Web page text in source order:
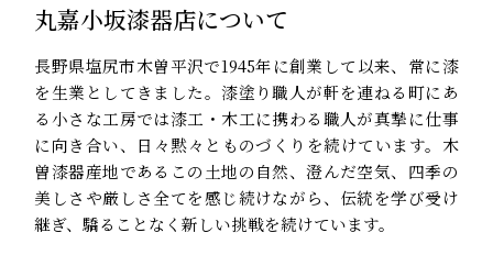
丸嘉小坂漆器店について
長野県塩尻市木曽平沢で1945年に創業して以来、常に漆
を生業としてきました。漆塗り職人が軒を連ねる町にあ
る小さな工房では漆工・木工に携わる職人が真摯に仕事
に向き合い、日々黙々とものづくりを続けています。木
曽漆器産地であるこの土地の自然、澄んだ空気、四季の
美しさや厳しさ全てを感じ続けながら、伝統を学び受け
継ぎ、驕ることなく新しい挑戦を続けています。